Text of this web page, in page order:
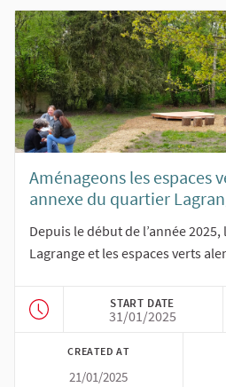
Aménageons les espaces
annexe du quartier
Depuis le début de l’année
Lagrange et les espaces verts
START DATE
31/01/2025
CREATED AT
21/01/2025